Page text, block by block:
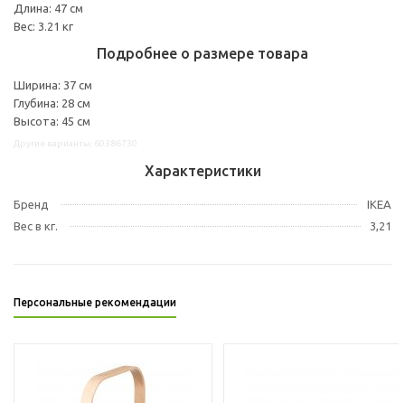
Длина: 47 см
Вес: 3.21 кг
Подробнее о размере товара
Ширина: 37 см
Глубина: 28 см
Высота: 45 см
Характеристики
Бренд
IKEA
Вес в кг.
3,21
Персональные рекомендации